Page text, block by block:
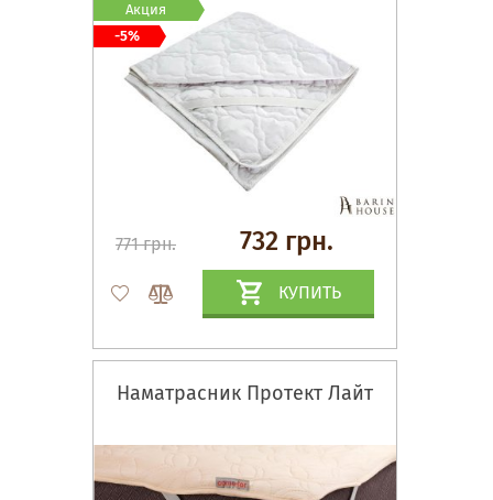
771 грн. 732 грн.
КУПИТЬ
Акция
-5%
Наматрасник Протект Лайт